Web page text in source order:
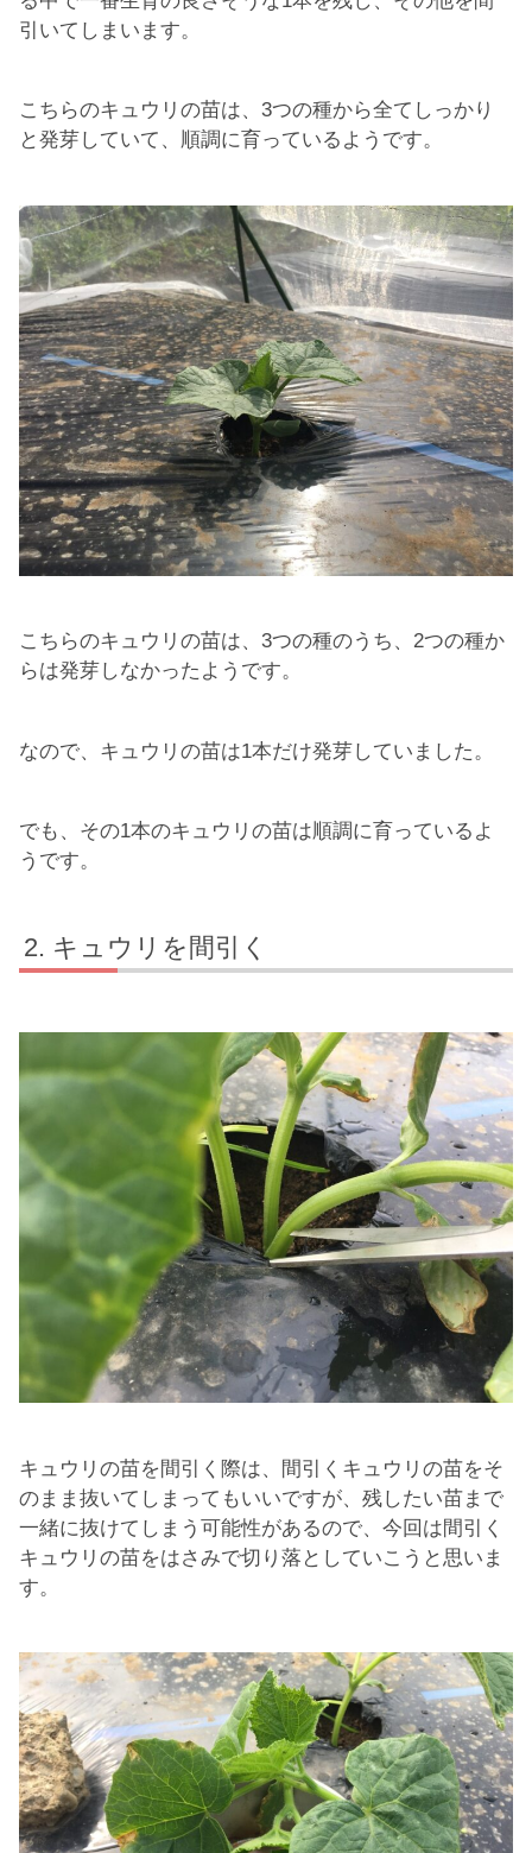
引いてしまいます。
こちらのキュウリの苗は、3つの種から全てしっかり
と発芽していて、順調に育っているようです。
こちらのキュウリの苗は、3つの種のうち、2つの種か
らは発芽しなかったようです。
なので、キュウリの苗は1本だけ発芽していました。
でも、その1本のキュウリの苗は順調に育っているよ
うです。
キュウリを間引く
キュウリの苗を間引く際は、間引くキュウリの苗をそ
のまま抜いてしまってもいいですが、残したい苗まで
一緒に抜けてしまう可能性があるので、今回は間引く
キュウリの苗をはさみで切り落としていこうと思いま
す。